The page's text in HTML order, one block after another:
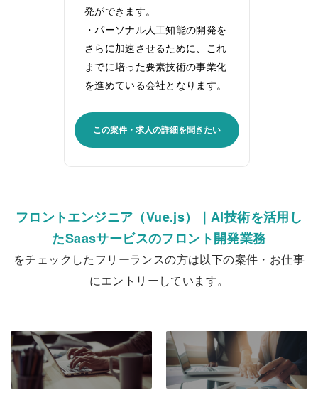
発ができます。
・パーソナル人工知能の開発を
さらに加速させるために、これ
までに培った要素技術の事業化
を進めている会社となります。
この案件・求人の詳細を聞きたい
フロントエンジニア（Vue.js）｜AI技術を活用し
たSaasサービスのフロント開発業務
をチェックしたフリーランスの方は以下の案件・お仕事
にエントリーしています。